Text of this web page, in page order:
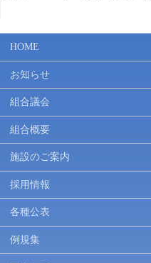
HOME
お知らせ
組合議会
組合概要
施設のご案内
採用情報
各種公表
例規集